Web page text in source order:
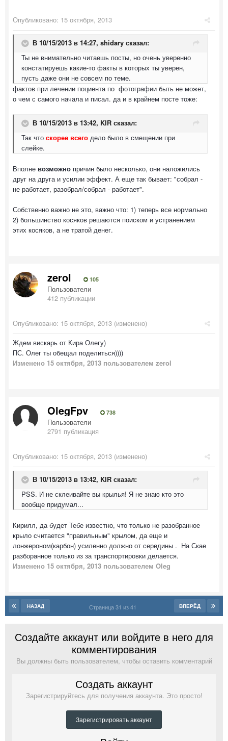
Опубликовано: 15 октября, 2013
В 10/15/2013 в 14:27, shidary сказал:
Ты не внимательно читаешь посты, но очень уверенно
констатируешь какие-то факты в которых ты уверен,
пусть даже они не совсем по теме.
фактов при лечении поциента по фотографии быть не может,
о чем с самого начала и писал. да и в крайнем посте тоже:
В 10/15/2013 в 13:42, KIR сказал:
Так что скорее всего дело было в смещении при
слейке.
Вполне возможно причин было несколько, они наложились
друг на друга и усилии эффект. А еще так бывает: "собрал -
не работает, разобрал/собрал - работает".
Собственно важно не это, важно что: 1) теперь все нормально
2) большинство косяков решаются поиском и устранением
этих косяков, а не тратой денег.
zerol 105
Пользователи
412 публикации
Опубликовано: 15 октября, 2013 (изменено)
Ждем вискарь от Кира Олегу)
ПС. Олег ты обещал поделиться))))
Изменено 15 октября, 2013 пользователем zerol
OlegFpv 738
Пользователи
2791 публикация
Опубликовано: 15 октября, 2013 (изменено)
В 10/15/2013 в 13:42, KIR сказал:
PSS. И не склеивайте вы крылья! Я не знаю кто это
вообще придумал...
Кирилл, да будет Тебе известно, что только не разобранное
крыло считается "правильным" крылом, да еще и
лонжероном(карбон) усиленно должно от середины . На Скае
разборанное только из за транспортировки делается.
Изменено 15 октября, 2013 пользователем Oleg
НАЗАД ВПЕРЁД
Страница 31 из 41
Создайте аккаунт или войдите в него для
комментирования
Вы должны быть пользователем, чтобы оставить комментарий
Создать аккаунт
Зарегистрируйтесь для получения аккаунта. Это просто!
Зарегистрировать аккаунт